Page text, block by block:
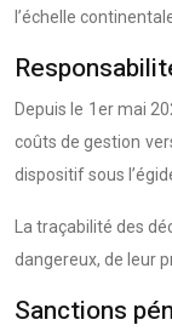
l’échelle
Depuis le 1er mai
coûts de gestion
dispositif sous
La traçabilité des
dangereux, de leur
Sanctions